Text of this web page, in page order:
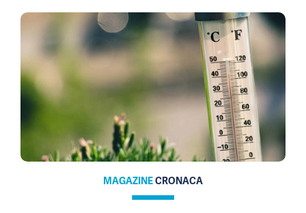
MAGAZINECRONACA